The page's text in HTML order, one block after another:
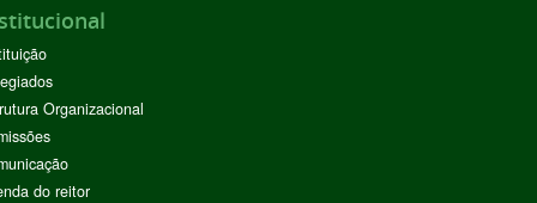
Organizacional
do reitor